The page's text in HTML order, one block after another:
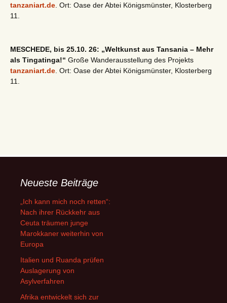
tanzaniart.de . Ort: Oase der Abtei Königsmünster, Klosterberg
11.
MESCHEDE, bis 25.10. 26: „Weltkunst aus Tansania – Mehr
als Tingatinga!“ Große Wanderausstellung des Projekts
tanzaniart.de . Ort: Oase der Abtei Königsmünster, Klosterberg
11.
Neueste Beiträge
„Ich kann mich noch retten“:
Nach ihrer Rückkehr aus
Ceuta träumen junge
Marokkaner weiterhin von
Europa
Italien und Ruanda prüfen
Auslagerung von
Asylverfahren
Afrika entwickelt sich zur